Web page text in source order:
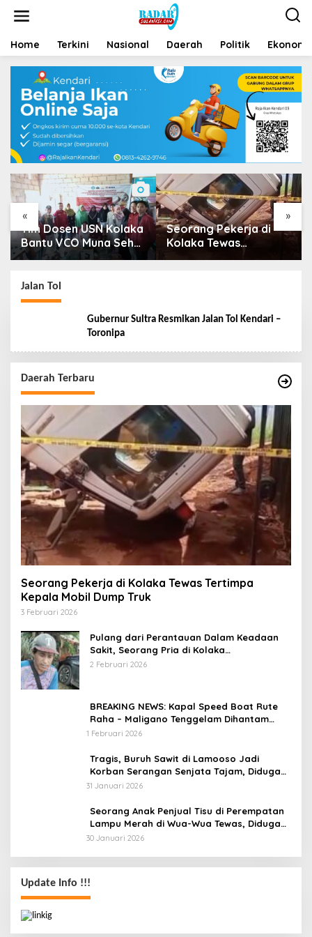
Home Terkini Nasional Daerah Politik
« »
Tim Dosen USN Kolaka
Bantu VCO Muna Sehat
Go Nasional
Seorang Pekerja di
Kolaka Tewas
Tertimpa Kepala Mobil
Jalan Tol
Gubernur Sultra Resmikan Jalan Tol Kendari –
Toronipa
Daerah Terbaru
Seorang Pekerja di Kolaka Tewas Tertimpa
Kepala Mobil Dump Truk
3 Februari 2026
Pulang dari Perantauan Dalam Keadaan
Sakit, Seorang Pria di Kolaka
Diterlantarkan Istri
2 Februari 2026
BREAKING NEWS: Kapal Speed Boat Rute
Raha – Maligano Tenggelam Dihantam
Angin dan Ombak Tinggi
1 Februari 2026
Tragis, Buruh Sawit di Lamooso Jadi
Korban Serangan Senjata Tajam, Diduga
Terkait Tanah
31 Januari 2026
Seorang Anak Penjual Tisu di Perempatan
Lampu Merah di Wua-Wua Tewas, Diduga
Jadi Korban Tabrak Lari
30 Januari 2026
Update Info !!!